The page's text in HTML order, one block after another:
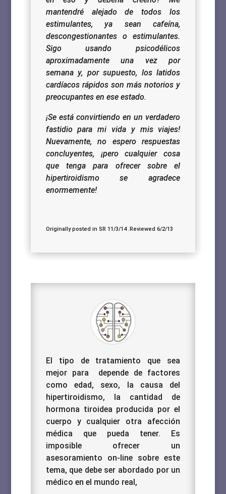
mantendré alejado de todos los
estimulantes, ya sean cafeína,
descongestionantes o estimulantes.
Sigo usando psicodélicos
aproximadamente una vez por
semana y, por supuesto, los latidos
cardíacos rápidos son más notorios y
preocupantes en ese estado.
¡Se está convirtiendo en un verdadero
fastidio para mi vida y mis viajes!
Nuevamente, no espero respuestas
concluyentes, ¡pero cualquier cosa
que tenga para ofrecer sobre el
hipertiroidismo se agradece
enormemente!
Originally posted in SR 11/3/14 .Reviewed 6/2/13
El tipo de tratamiento que sea
mejor para depende de factores
como edad, sexo, la causa del
hipertiroidismo, la cantidad de
hormona tiroidea producida por el
cuerpo y cualquier otra afección
médica que pueda tener. Es
imposible ofrecer un
asesoramiento on-line sobre este
tema, que debe ser abordado por un
médico en el mundo real,